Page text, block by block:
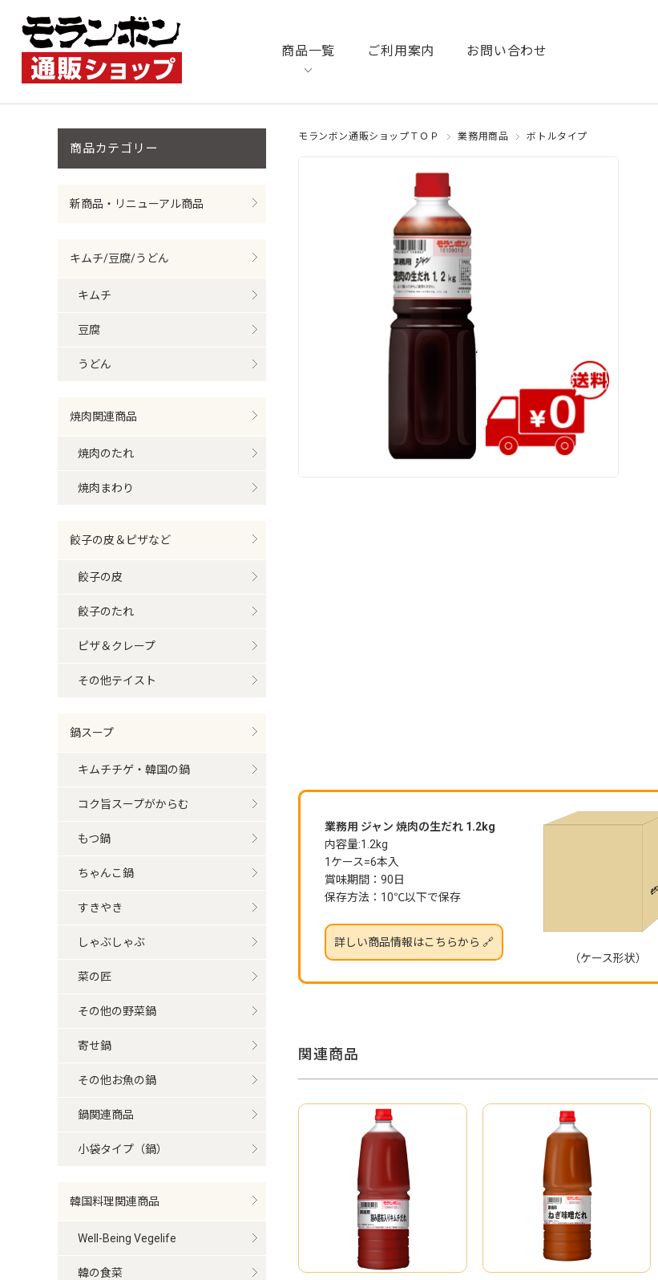
商品一覧 ご利用案内 お問い合わせ
モランボン通販ショップＴＯＰ 業務用商品 ボトルタイプ
業務用 ジャン 焼肉の生だれ 1.2kg
内容量:1.2kg
1ケース=6本入
賞味期間：90日
保存方法：10℃以下で保存
詳しい商品情報はこちらから 🔗
（ケース形状）
関連商品
商品カテゴリ
新商品・リニューアル商品
キムチ/豆腐/うどん
キムチ
豆腐
うどん
焼肉関連商品
焼肉のたれ
焼肉まわり
餃子の皮＆ピザなど
餃子の皮
餃子のたれ
ピザ＆クレープ
その他テイスト
鍋スープ
キムチチゲ・韓国の鍋
コク旨スープがからむ
もつ鍋
ちゃんこ鍋
すきやき
しゃぶしゃぶ
菜の匠
その他の野菜鍋
寄せ鍋
その他お魚の鍋
鍋関連商品
小袋タイプ（鍋）
韓国料理関連商品
Well-Being Vegelife
韓の食菜